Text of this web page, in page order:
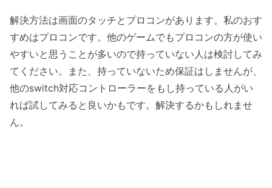
解決方法は画面のタッチとプロコンがあります。私のおす
すめはプロコンです。他のゲームでもプロコンの方が使い
やすいと思うことが多いので持っていない人は検討してみ
てください。また、持っていないため保証はしませんが、
他のswitch対応コントローラーをもし持っている人がい
れば試してみると良いかもです。解決するかもしれませ
ん。